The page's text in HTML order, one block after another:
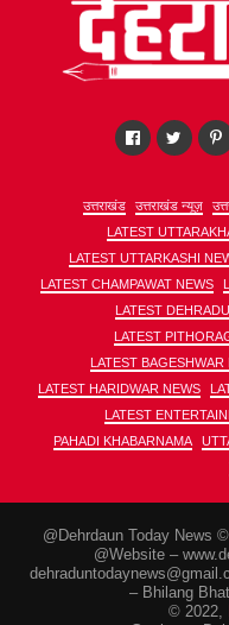
उत्तराखंड उत्तराखंड न्यूज़
LATEST
LATEST UTTARKASHI
LATEST CHAMPAWAT NEWS
LATEST
LATEST
LATEST BAGESHWAR
LATEST HARIDWAR NEWS
LATEST
PAHADI KHABARNAMA
@Dehrdaun Today News
@Website –
– Bhilang
© 2022,